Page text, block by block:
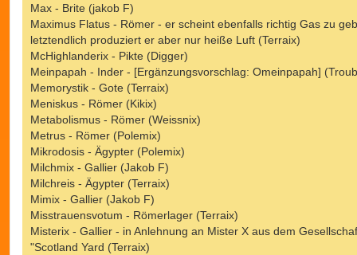
Max - Brite (jakob F)
Maximus Flatus - Römer - er scheint ebenfalls richtig Gas zu
letztendlich produziert er aber nur heiße Luft (Terraix)
McHighlanderix - Pikte (Digger)
Meinpapah - Inder - [Ergänzungsvorschlag: Omeinpapah]
Memorystik - Gote (Terraix)
Meniskus - Römer (Kikix)
Metabolismus - Römer (Weissnix)
Metrus - Römer (Polemix)
Mikrodosis - Ägypter (Polemix)
Milchmix - Gallier (Jakob F)
Milchreis - Ägypter (Terraix)
Mimix - Gallier (Jakob F)
Misstrauensvotum - Römerlager (Terraix)
Misterix - Gallier - in Anlehnung an Mister X aus dem
"Scotland Yard (Terraix)